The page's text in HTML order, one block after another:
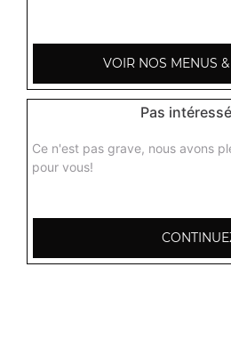
2 Place des
72190
VOIR NOS MENUS
Pas
Ce n'est pas grave, nous avons
pour vous!